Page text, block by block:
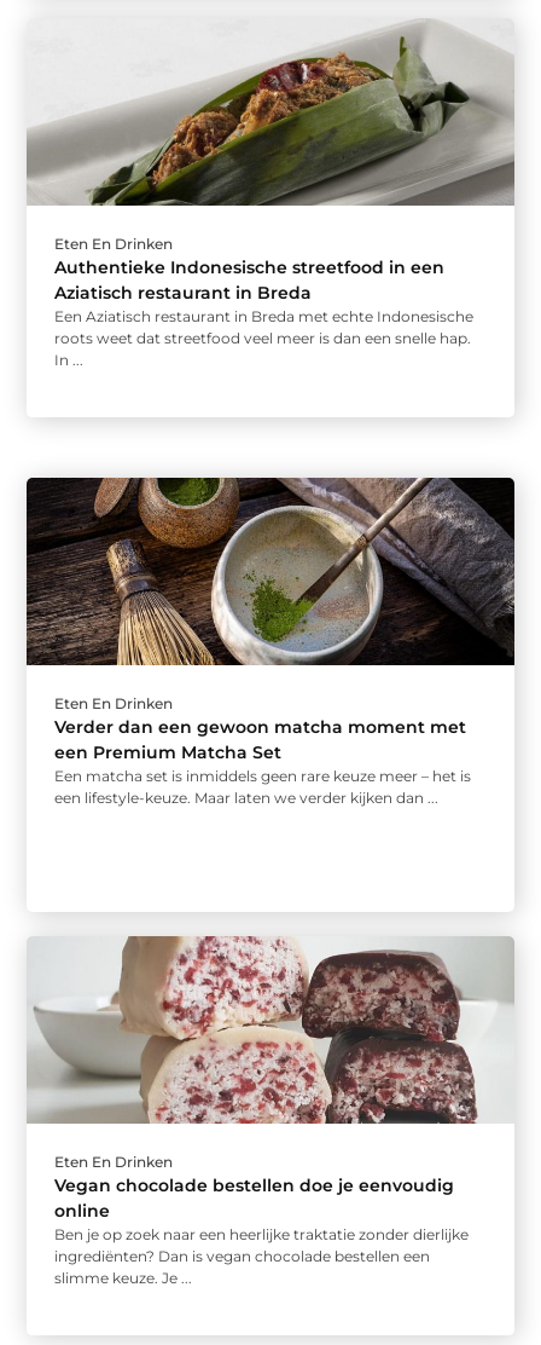
Eten En Drinken
Authentieke Indonesische streetfood in een
Aziatisch restaurant in Breda
Een Aziatisch restaurant in Breda met echte Indonesische
roots weet dat streetfood veel meer is dan een snelle hap.
In ...
Eten En Drinken
Verder dan een gewoon matcha moment met
een Premium Matcha Set
Een matcha set is inmiddels geen rare keuze meer – het is
een lifestyle-keuze. Maar laten we verder kijken dan ...
Eten En Drinken
Vegan chocolade bestellen doe je eenvoudig
online
Ben je op zoek naar een heerlijke traktatie zonder dierlijke
ingrediënten? Dan is vegan chocolade bestellen een
slimme keuze. Je ...